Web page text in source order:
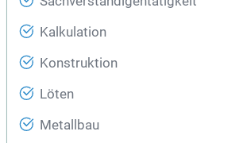
Kalkulation
Konstruktion
Löten
Metallbau